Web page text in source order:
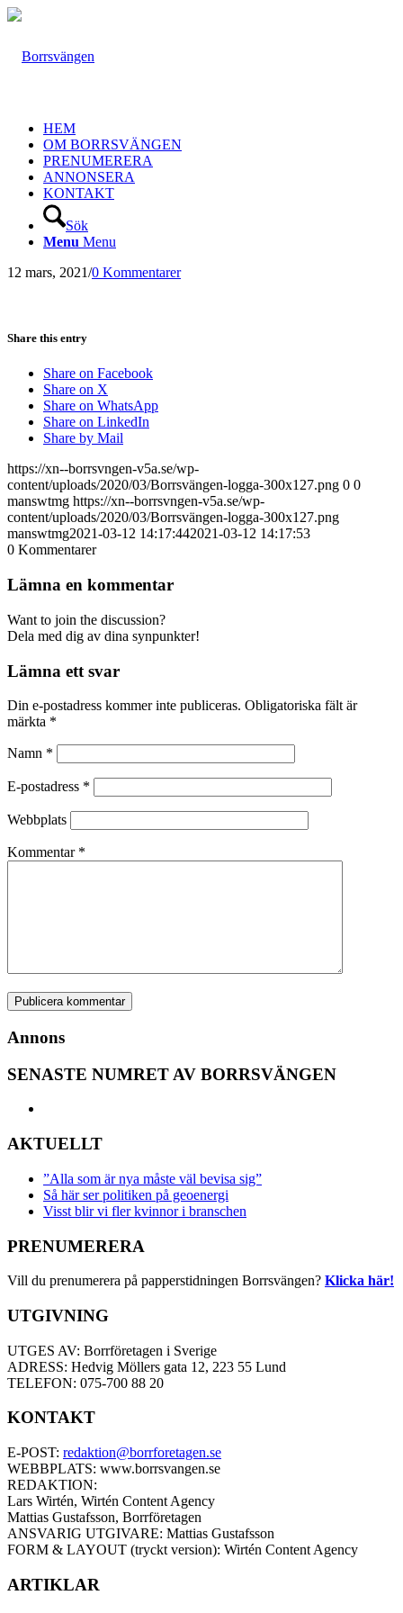
HEM
OM BORRSVÄNGEN
PRENUMERERA
ANNONSERA
KONTAKT
Sök
Menu Menu
12 mars, 2021/0 Kommentarer
Share this entry
Share on Facebook
Share on X
Share on WhatsApp
Share on LinkedIn
Share by Mail
https://xn--borrsvngen-v5a.se/wp-
content/uploads/2020/03/Borrsvängen-logga-300x127.png 0 0
manswtmg https://xn--borrsvngen-v5a.se/wp-
content/uploads/2020/03/Borrsvängen-logga-300x127.png
manswtmg2021-03-12 14:17:442021-03-12 14:17:53
0 Kommentarer
Lämna en kommentar
Want to join the discussion?
Dela med dig av dina synpunkter!
Lämna ett svar
Din e-postadress kommer inte publiceras. Obligatoriska fält är
märkta *
Namn *
E-postadress *
Webbplats
Kommentar *
Annons
SENASTE NUMRET AV BORRSVÄNGEN
AKTUELLT
”Alla som är nya måste väl bevisa sig”
Så här ser politiken på geoenergi
Visst blir vi fler kvinnor i branschen
PRENUMERERA
Vill du prenumerera på papperstidningen Borrsvängen? Klicka här!
UTGIVNING
UTGES AV: Borrföretagen i Sverige
ADRESS: Hedvig Möllers gata 12, 223 55 Lund
TELEFON: 075-700 88 20
KONTAKT
E-POST: redaktion@borrforetagen.se
WEBBPLATS: www.borrsvangen.se
REDAKTION:
Lars Wirtén, Wirtén Content Agency
Mattias Gustafsson, Borrföretagen
ANSVARIG UTGIVARE: Mattias Gustafsson
FORM & LAYOUT (tryckt version): Wirtén Content Agency
ARTIKLAR